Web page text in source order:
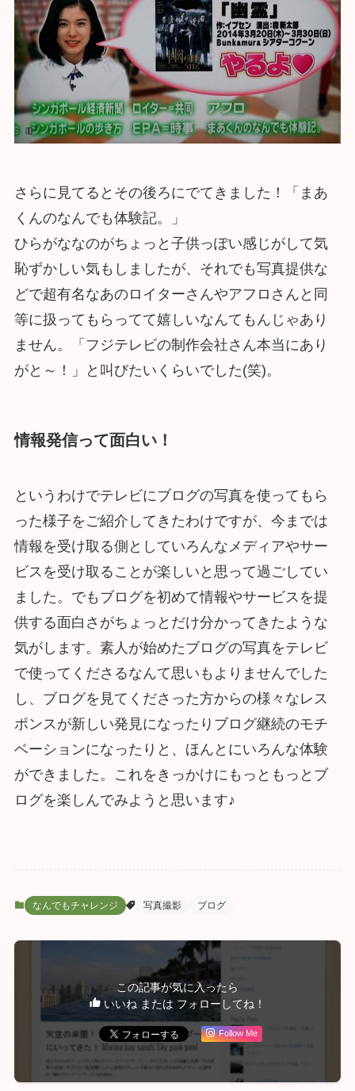
さらに見てるとその後ろにでてきました！「まあ
くんのなんでも体験記。」
ひらがななのがちょっと子供っぽい感じがして気
恥ずかしい気もしましたが、それでも写真提供な
どで超有名なあのロイターさんやアフロさんと同
等に扱ってもらってて嬉しいなんてもんじゃあり
ません。「フジテレビの制作会社さん本当にあり
がと～！」と叫びたいくらいでした(笑)。
情報発信って面白い！
というわけでテレビにブログの写真を使ってもら
った様子をご紹介してきたわけですが、今までは
情報を受け取る側としていろんなメディアやサー
ビスを受け取ることが楽しいと思って過ごしてい
ました。でもブログを初めて情報やサービスを提
供する面白さがちょっとだけ分かってきたような
気がします。素人が始めたブログの写真をテレビ
で使ってくださるなんて思いもよりませんでした
し、ブログを見てくださった方からの様々なレス
ポンスが新しい発見になったりブログ継続のモチ
ベーションになったりと、ほんとにいろんな体験
ができました。これをきっかけにもっともっとブ
ログを楽しんでみようと思います♪
なんでもチャレンジ 写真撮影 ブログ
この記事が気に入ったら
いいね または フォローしてね！
Follow Me